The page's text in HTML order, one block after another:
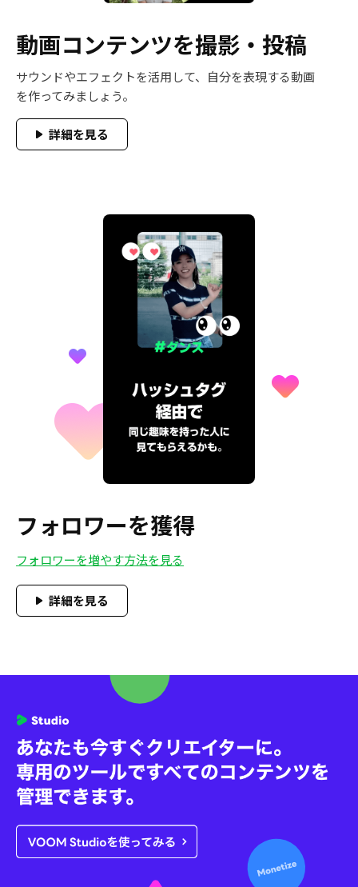
動画コンテンツを撮影・投稿
サウンドやエフェクトを活用して、自分を表現する動画
を作ってみましょう。
詳細を見る
フォロワーを獲得
フォロワーを増やす方法を見る
詳細を見る
Explore
VOOM
Studio